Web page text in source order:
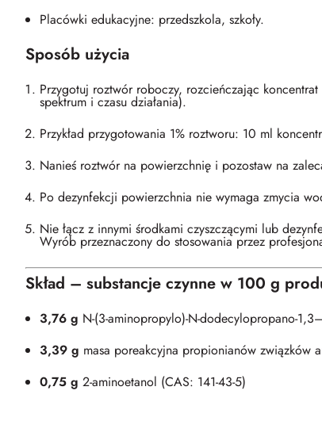
Placówki edukacyjne: przedszkola, szkoły.
Sposób użycia
Przygotuj roztwór roboczy, rozcieńczając
spektrum i czasu działania).
Przykład przygotowania 1% roztworu: 10 ml
Nanieś roztwór na powierzchnię i pozostaw na
Po dezynfekcji powierzchnia nie wymaga zmycia
Nie łącz z innymi środkami czyszczącymi lub
Wyrób przeznaczony do stosowania przez
Skład – substancje czynne w 100 g
3,76 g N-(3-aminopropylo)-N-dodecylopropano-
3,39 g masa poreakcyjna propionianów związków
0,75 g 2-aminoetanol (CAS: 141-43-5)